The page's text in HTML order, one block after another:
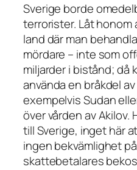
Sverige borde
terrorister. Låt
land där man
mördare – inte som
miljarder i bistånd; då
använda en bråkdel
exempelvis Sudan
över vården av Akilov.
till Sverige, inget här
ingen bekvämlighet
skattebetalares